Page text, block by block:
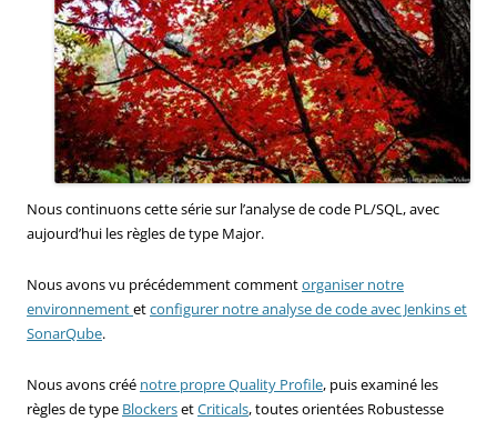
Nous continuons cette série sur l’analyse de code PL/SQL, avec
aujourd’hui les règles de type Major.
Nous avons vu précédemment commentorganiser notre
environnementetconfigurer notre analyse de code avec Jenkins et
SonarQube.
Nous avons créé notre propre Quality Profile, puis examiné les
règles de type BlockersetCriticals, toutes orientées Robustesse